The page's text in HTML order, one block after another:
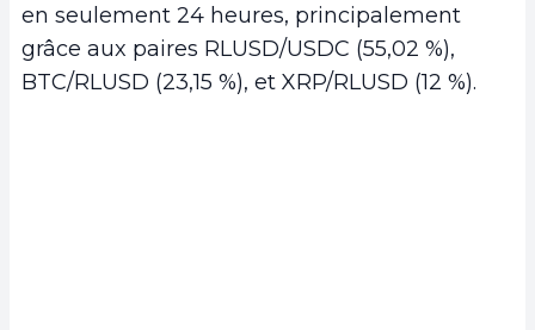
en seulement 24 heures, principalement
grâce aux paires RLUSD/USDC (55,02 %),
BTC/RLUSD (23,15 %), et XRP/RLUSD (12 %).